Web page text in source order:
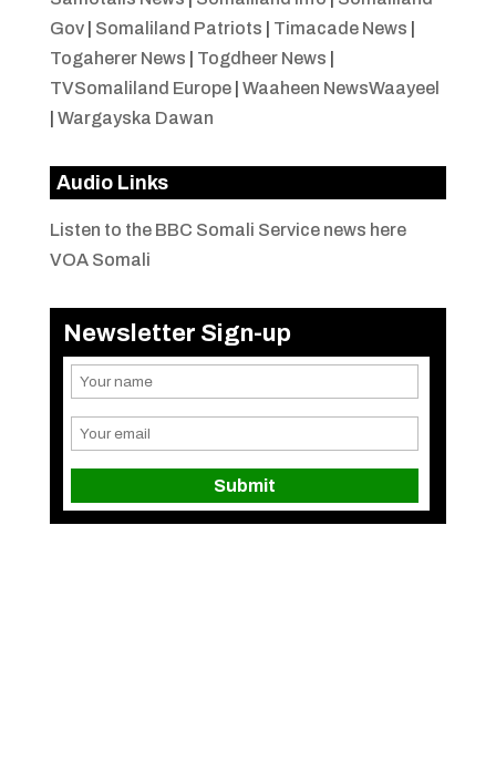
Gov| Somaliland Patriots Timacade News
Togaherer News
Togdheer News
TVSomaliland Europe| Waaheen NewsWaayeel
Wargayska Dawan
Audio Links
Listen to the BBC Somali Service news here
VOA Somali
Newsletter Sign-up